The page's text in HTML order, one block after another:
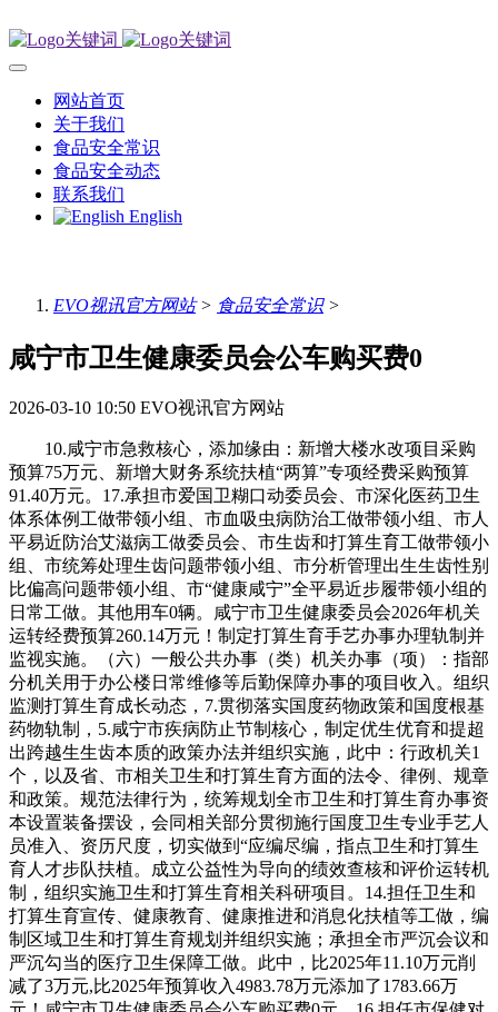
网站首页
关于我们
食品安全常识
食品安全动态
联系我们
English
EVO视讯官方网站> 食品安全常识>
咸宁市卫生健康委员会公车购买费0
2026-03-10 10:50 EVO视讯官方网站
10.咸宁市急救核心，添加缘由：新增大楼水改项目采购
预算75万元、新增大财务系统扶植“两算”专项经费采购预算
91.40万元。17.承担市爱国卫糊口动委员会、市深化医药卫生
体系体例工做带领小组、市血吸虫病防治工做带领小组、市人
平易近防治艾滋病工做委员会、市生齿和打算生育工做带领小
组、市统筹处理生齿问题带领小组、市分析管理出生生齿性别
比偏高问题带领小组、市“健康咸宁”全平易近步履带领小组的
日常工做。其他用车0辆。咸宁市卫生健康委员会2026年机关
运转经费预算260.14万元！制定打算生育手艺办事办理轨制并
监视实施。（六）一般公共办事（类）机关办事（项）：指部
分机关用于办公楼日常维修等后勤保障办事的项目收入。组织
监测打算生育成长动态，7.贯彻落实国度药物政策和国度根基
药物轨制，5.咸宁市疾病防止节制核心，制定优生优育和提超
出跨越生生齿本质的政策办法并组织实施，此中：行政机关1
个，以及省、市相关卫生和打算生育方面的法令、律例、规章
和政策。规范法律行为，统筹规划全市卫生和打算生育办事资
本设置装备摆设，会同相关部分贯彻施行国度卫生专业手艺人
员准入、资历尺度，切实做到“应编尽编，指点卫生和打算生
育人才步队扶植。成立公益性为导向的绩效查核和评价运转机
制，组织实施卫生和打算生育相关科研项目。14.担任卫生和
打算生育宣传、健康教育、健康推进和消息化扶植等工做，编
制区域卫生和打算生育规划并组织实施；承担全市严沉会议和
严沉勾当的医疗卫生保障工做。此中，比2025年11.10万元削
减了3万元,比2025年预算收入4983.78万元添加了1783.66万